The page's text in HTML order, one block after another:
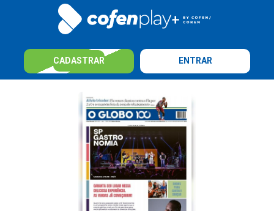
CADASTRAR ENTRAR